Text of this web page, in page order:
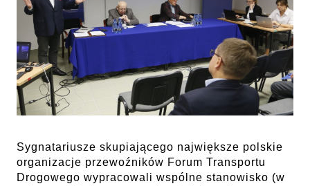
Sygnatariusze skupiającego największe polskie
organizacje przewoźników Forum Transportu
Drogowego wypracowali wspólne stanowisko (w